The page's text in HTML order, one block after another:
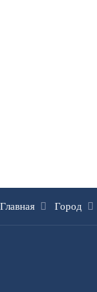
Главная Город